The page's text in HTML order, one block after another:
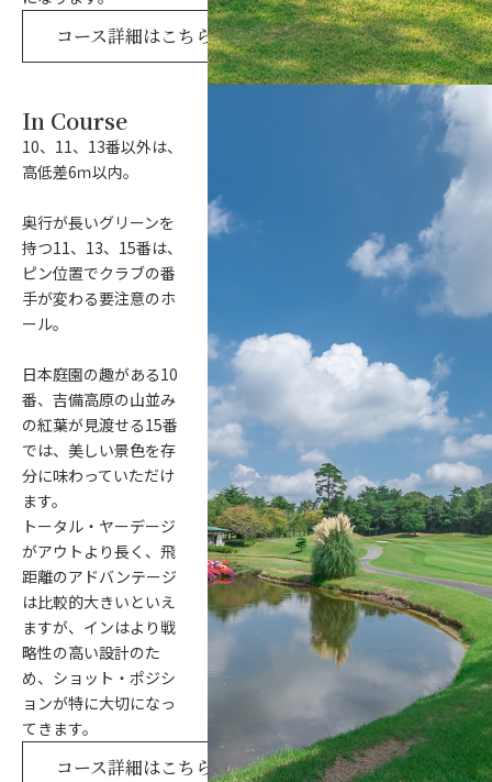
コース詳細はこちら
In Course
10、11、13番以外は、
高低差6ｍ以内。
奥行が長いグリーンを
持つ11、13、15番は、
ピン位置でクラブの番
手が変わる要注意のホ
ール。
日本庭園の趣がある10
番、吉備高原の山並み
の紅葉が見渡せる15番
では、美しい景色を存
分に味わっていただけ
ます。
トータル・ヤーデージ
がアウトより長く、飛
距離のアドバンテージ
は比較的大きいといえ
ますが、インはより戦
略性の高い設計のた
め、ショット・ポジシ
ョンが特に大切になっ
てきます。
コース詳細はこちら